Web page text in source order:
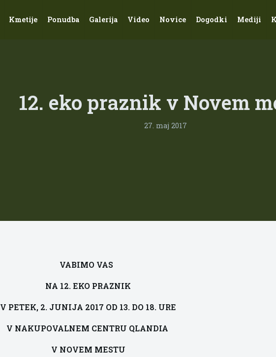
Kmetije Ponudba Galerija Video Novice Dogodki Mediji
12. eko praznik v Novem
27. maj 2017
VABIMO VAS
NA 12. EKO PRAZNIK
V PETEK, 2. JUNIJA 2017 OD 13. DO 18. URE
V NAKUPOVALNEM CENTRU QLANDIA
V NOVEM MESTU